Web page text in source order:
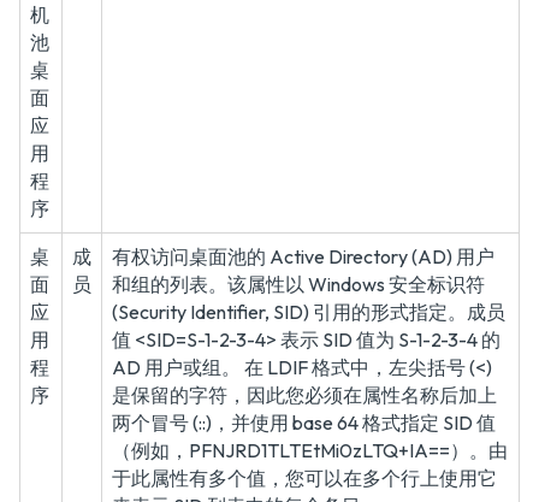
机
池
桌
面
应
用
程
序
桌
面
应
用
程
序
成
员
有权访问桌面池的 Active Directory (AD) 用户
和组的列表。该属性以 Windows 安全标识符
(Security Identifier, SID) 引用的形式指定。成员
值 <SID=S-1-2-3-4> 表示 SID 值为 S-1-2-3-4 的
AD 用户或组。 在 LDIF 格式中，左尖括号 (<)
是保留的字符，因此您必须在属性名称后加上
两个冒号 (::)，并使用 base 64 格式指定 SID 值
（例如，PFNJRD1TLTEtMi0zLTQ+IA==）。由
于此属性有多个值，您可以在多个行上使用它